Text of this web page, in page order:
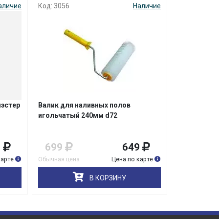
Код: 3056 Наличие
Валик для наливных полов
игольчатый 240мм d72
699
Обычная цена
649
Цена по карте
В КОРЗИНУ